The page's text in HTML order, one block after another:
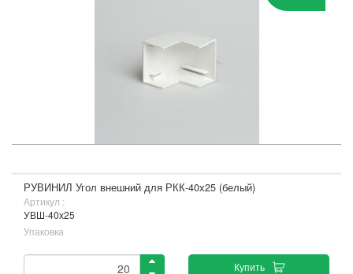
РУВИНИЛ Угол внешний для РКК-40х25 (белый)
Артикул :
УВШ-40х25
Упаковка
Купить